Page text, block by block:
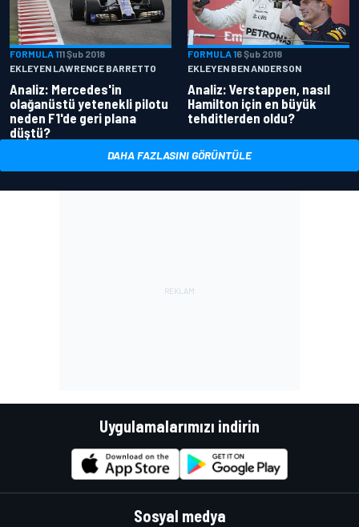
FORMULA 111 Şub 2018
EKLEYEN LAWRENCE BARRETTO
Analiz: Mercedes'in
olağanüstü yetenekli pilotu
neden F1'de geri plana
düştü?
FORMULA 16 Şub 2018
EKLEYEN BEN ANDERSON
Analiz: Verstappen, nasıl
Hamilton için en büyük
tehditlerden oldu?
DAHA FAZLASINI GÖRÜNTÜLE
Uygulamalarımızı indirin
Sosyal medya